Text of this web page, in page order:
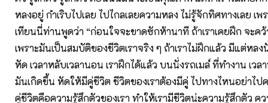
หลงอยู่ กำเริบไปเลย ไปไกลเลยความหลง ไม่รู้จักทิศทางเลย เ
เทียนนี่ท่านพูดว่า “ก่อนใจจะขาดซักห้านาที ถ้าเราเคยฝึก จะคว้า
เพราะมันเป็นสมบัติของชีวิตเราจริง ๆ ถ้าเราไม่ฝึกแล้ว มีแต่หลง
หัด เวลาหลับเวลานอน เราฝึกได้แล้ว บนนั่งรถเมล์ ที่ทำงาน เวล
มันเกิดขึ้น หัดให้มีคู่ชีวิต ชีวิตของเราต้องมีคู่ ไปทางไหนอย่าไ
คู่ชีวิตคือความรู้สึกตัวของเรา ทำให้เรามีชีวิตน่ะความรู้สึกตัว คว